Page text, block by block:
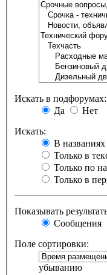
Искать в подфорумах:
Да
Нет
Искать:
В
Только в
Только по
Только в
Показывать
Сообщения
Поле сортировки:
убыванию